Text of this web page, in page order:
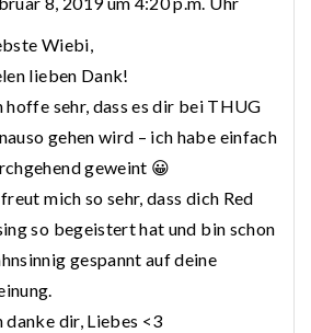
Wiebi,
lieben Dank!
hoffe sehr, dass es dir bei THUG
gehen wird – ich habe einfach
geweint 😀
freut mich so sehr, dass dich Red
so begeistert hat und bin schon
gespannt auf deine
danke dir, Liebes <3